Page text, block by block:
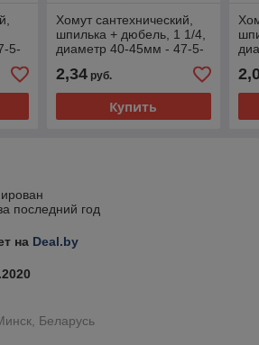
5-
Хомут сантехнический,
шпилька + дюбель, 1 1/4,
диаметр 40-45мм - 47-5-
2,34руб.
Купить
последний год
на Deal.by
Беларусь